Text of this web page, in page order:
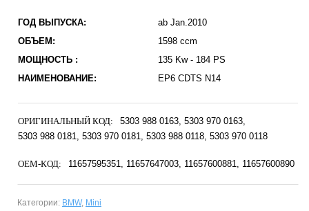
ГОД ВЫПУСКА:
ab Jan.2010
ОБЪЕМ:
1598 ccm
МОЩНОСТЬ :
135 Kw - 184 PS
НАИМЕНОВАНИЕ:
EP6 CDTS N14
ОРИГИНАЛЬНЫЙ КОД: 5303 988 0163 5303 970 0163
5303 988 0181
5303 970 0181 5303 988 0118 5303 970 0118
OEM-КОД: 11657595351 11657647003 11657600881 11657600890
Категории: BMW, Mini